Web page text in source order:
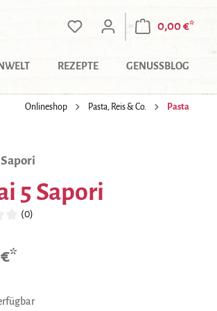
0,00 €*
REZEPTE GENUSSBLOG
Onlineshop Pasta, Reis & Co. Pasta
5 Sapori
(0)